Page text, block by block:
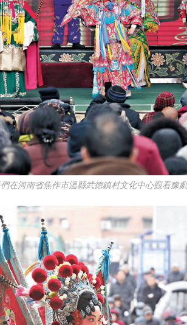
在河南省焦作市溫縣武德鎮村文化中心觀看豫劇